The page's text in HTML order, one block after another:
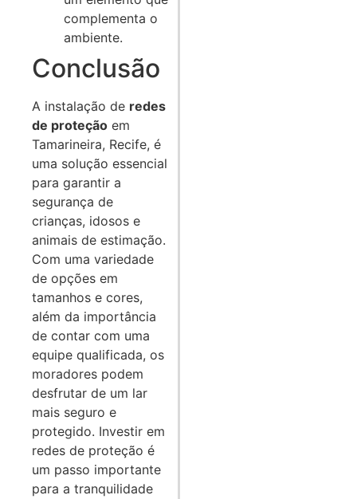
complementa o
ambiente.
Conclusão
A instalação de redes
de proteção em
Tamarineira, Recife, é
uma solução essencial
para garantir a
segurança de
crianças, idosos e
animais de estimação.
Com uma variedade
de opções em
tamanhos e cores,
além da importância
de contar com uma
equipe qualificada, os
moradores podem
desfrutar de um lar
mais seguro e
protegido. Investir em
redes de proteção é
um passo importante
para a tranquilidade